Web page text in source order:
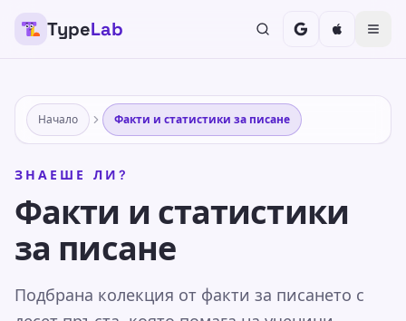
TypeLab
Начало Факти и статистики за писане
ЗНАЕШЕ ЛИ?
Факти и статистики
за писане
Подбрана колекция от факти за писането с